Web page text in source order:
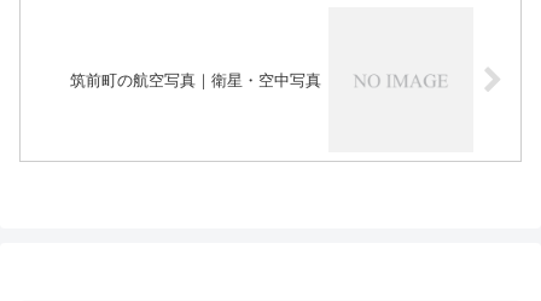
筑前町の航空写真｜衛星・空中写真